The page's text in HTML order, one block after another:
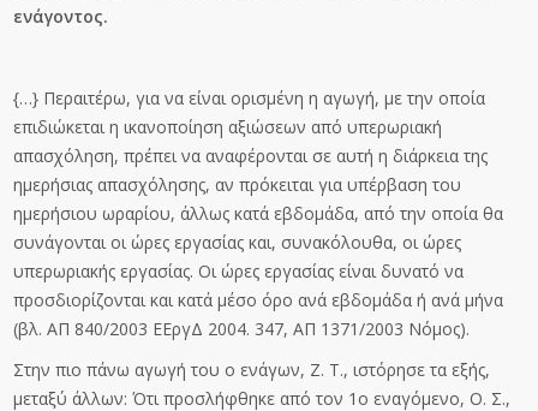
ενάγοντος.
{…} Περαιτέρω, για να είναι ορισμένη η αγωγή, με την οποία
επιδιώκεται η ικανοποίηση αξιώσεων από υπερωριακή
απασχόληση, πρέπει να αναφέρονται σε αυτή η διάρκεια της
ημερήσιας απασχόλησης, αν πρόκειται για υπέρβαση του
ημερήσιου ωραρίου, άλλως κατά εβδομάδα, από την οποία θα
συνάγονται οι ώρες εργασίας και, συνακόλουθα, οι ώρες
υπερωριακής εργασίας. Οι ώρες εργασίας είναι δυνατό να
προσδιορίζονται και κατά μέσο όρο ανά εβδομάδα ή ανά μήνα
(βλ. ΑΠ 840/2003 ΕΕργΔ 2004. 347, ΑΠ 1371/2003 Νόμος).
Στην πιο πάνω αγωγή του ο ενάγων, Ζ. Τ., ιστόρησε τα εξής,
μεταξύ άλλων: Ότι προσλήφθηκε από τον 1ο εναγόμενο, Ο. Σ.,